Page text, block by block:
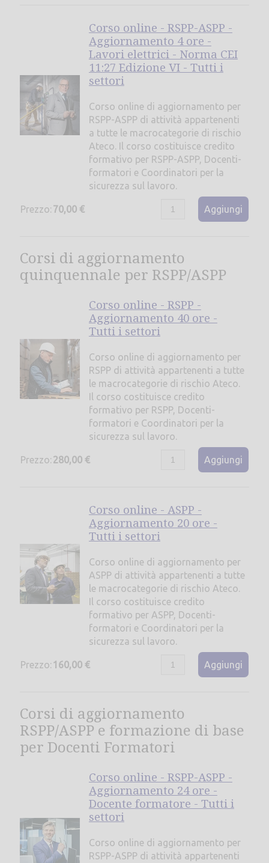
Corso online - RSPP-ASPP -
Aggiornamento 4 ore -
Lavori elettrici - Norma CEI
11:27 Edizione VI - Tutti i
settori
Corso online di aggiornamento per
RSPP-ASPP di attività appartenenti
a tutte le macrocategorie di rischio
Ateco. Il corso costituisce credito
formativo per RSPP-ASPP, Docenti-
formatori e Coordinatori per la
sicurezza sul lavoro.
Prezzo: 70,00 € Aggiungi
Corsi di aggiornamento
quinquennale per RSPP/ASPP
Corso online - RSPP -
Aggiornamento 40 ore -
Tutti i settori
Corso online di aggiornamento per
RSPP di attività appartenenti a tutte
le macrocategorie di rischio Ateco.
Il corso costituisce credito
formativo per RSPP, Docenti-
formatori e Coordinatori per la
sicurezza sul lavoro.
Prezzo: 280,00 € Aggiungi
Corso online - ASPP -
Aggiornamento 20 ore -
Tutti i settori
Corso online di aggiornamento per
ASPP di attività appartenenti a tutte
le macrocategorie di rischio Ateco.
Il corso costituisce credito
formativo per ASPP, Docenti-
formatori e Coordinatori per la
sicurezza sul lavoro.
Prezzo: 160,00 € Aggiungi
Corsi di aggiornamento
RSPP/ASPP e formazione di base
per Docenti Formatori
Corso online - RSPP-ASPP -
Aggiornamento 24 ore -
Docente formatore - Tutti i
settori
Corso online di aggiornamento per
RSPP-ASPP di attività appartenenti